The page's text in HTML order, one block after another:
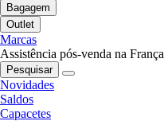
Bagagem
Outlet
Marcas
Assistência pós-venda na França
Pesquisar
Novidades
Saldos
Capacetes